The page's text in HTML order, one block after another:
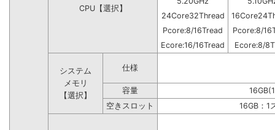
CPU【選択】
24Core32Thread
Pcore:8/16Tread
Pcore:8/
Ecore:16/16Tread
Ecore:8/
システム
メモリ
【選択】
仕様
容量
空きスロット
16GB：1